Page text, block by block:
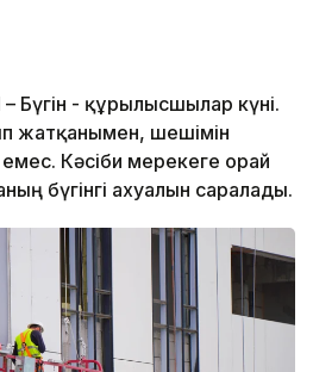
Бүгін - құрылысшылар күні.
жатқанымен, шешімін
Кәсіби мерекеге орай
бүгінгі ахуалын саралады.